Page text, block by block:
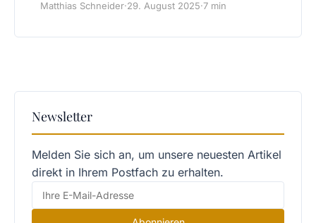
Matthias Schneider·29. August 2025·7 min
Newsletter
Melden Sie sich an, um unsere neuesten Artikel
direkt in Ihrem Postfach zu erhalten.